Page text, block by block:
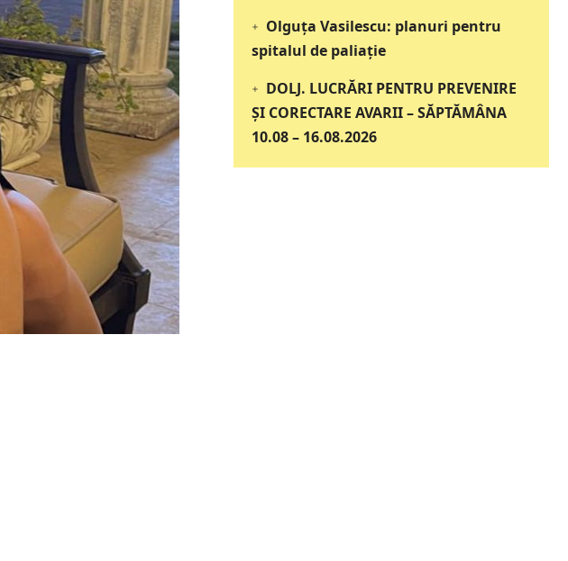
Olguța Vasilescu: planuri pentru
spitalul de paliație
DOLJ. LUCRĂRI PENTRU PREVENIRE
ȘI CORECTARE AVARII – SĂPTĂMÂNA
10.08 – 16.08.2026